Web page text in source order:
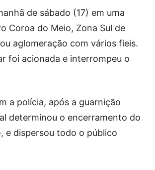
de sábado (17) em uma
Coroa do Meio, Zona Sul de
aglomeração com vários fieis.
foi acionada e interrompeu o
a polícia, após a guarnição
determinou o encerramento do
e dispersou todo o público